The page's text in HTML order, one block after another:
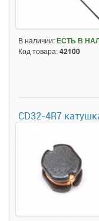
В наличии:ЕСТЬ В
Код товара:42100
CD32-4R7